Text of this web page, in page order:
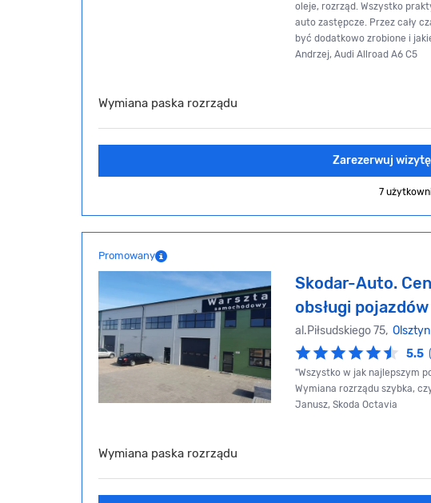
oleje, rozrząd. Wszystko
auto zastępcze. Przez cały
być dodatkowo zrobione i
Andrzej, Audi Allroad A6 C5
Wymiana paska rozrządu
Zarezerwuj wizytę
7
Promowany
Skodar-Auto.
obsługi pojazdów
al.Piłsudskiego 75, Olsztyn
5.5
"Wszystko w jak najlepszym
Wymiana rozrządu szybka,
Janusz, Skoda Octavia
Wymiana paska rozrządu